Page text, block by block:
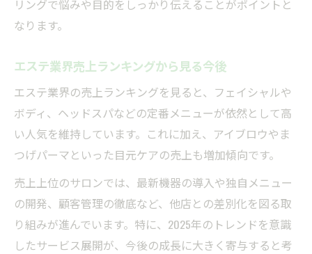
リングで悩みや目的をしっかり伝えることがポイントと
なります。
エステ業界売上ランキングから見る今後
エステ業界の売上ランキングを見ると、フェイシャルや
ボディ、ヘッドスパなどの定番メニューが依然として高
い人気を維持しています。これに加え、アイブロウやま
つげパーマといった目元ケアの売上も増加傾向です。
売上上位のサロンでは、最新機器の導入や独自メニュー
の開発、顧客管理の徹底など、他店との差別化を図る取
り組みが進んでいます。特に、2025年のトレンドを意識
したサービス展開が、今後の成長に大きく寄与すると考